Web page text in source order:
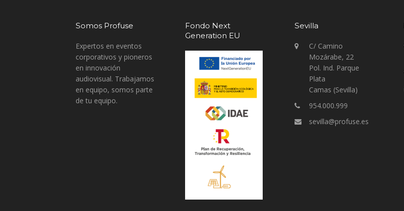
Somos Profuse
Expertos en eventos
corporativos y pioneros
en innovación
audiovisual. Trabajamos
en equipo, somos parte
de tu equipo.
Fondo Next
Generation EU
Sevilla
C/ Camino
Mozárabe, 22
Pol. Ind. Parque
Plata
Camas (Sevilla)
954.000.999
sevilla@profuse.es